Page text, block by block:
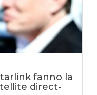
fanno la
direct-